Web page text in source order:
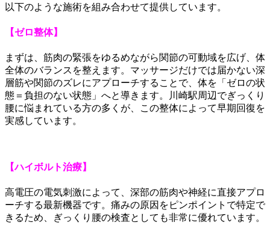
以下のような施術を組み合わせて提供しています。
【ゼロ整体】
まずは、筋肉の緊張をゆるめながら関節の可動域を広げ、体
全体のバランスを整えます。マッサージだけでは届かない深
層筋や関節のズレにアプローチすることで、体を「ゼロの状
態＝負担のない状態」へと導きます。川崎駅周辺でぎっくり
腰に悩まれている方の多くが、この整体によって早期回復を
実感しています。
【ハイボルト治療】
高電圧の電気刺激によって、深部の筋肉や神経に直接アプロ
ーチする最新機器です。痛みの原因をピンポイントで特定で
きるため、ぎっくり腰の検査としても非常に優れています。